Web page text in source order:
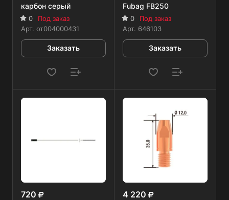
карбон серый
0
Под заказ
Арт. от004000431
Заказать
Fubag FB250
0
Под заказ
Арт. 646103
Заказать
720 4 220